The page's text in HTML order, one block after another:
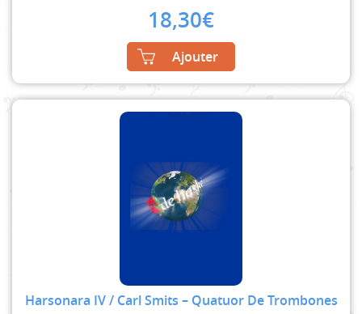
18,30€
Ajouter
Harsonara IV / Carl Smits – Quatuor De Trombones